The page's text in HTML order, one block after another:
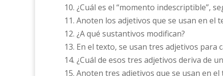
10. ¿Cuál es el “momento indescriptible”,
11. Anoten los adjetivos que se usan en el
12. ¿A qué sustantivos modifican?
13. En el texto, se usan tres adjetivos
14. ¿Cuál de esos tres adjetivos deriva de
15. Anoten tres adjetivos que se usan en